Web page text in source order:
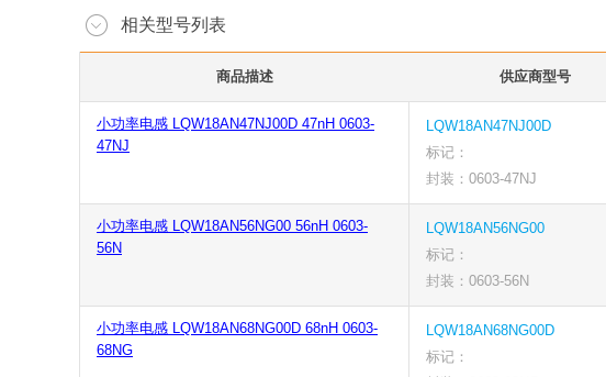
相关型号列表
商品描述 供应商型号
小功率电感 LQW18AN47NJ00D 47nH 0603-
47NJ
LQW18AN47NJ00D
标记：
封装：0603-47NJ
小功率电感 LQW18AN56NG00 56nH 0603-
56N
LQW18AN56NG00
标记：
封装：0603-56N
小功率电感 LQW18AN68NG00D 68nH 0603-
68NG
LQW18AN68NG00D
标记：